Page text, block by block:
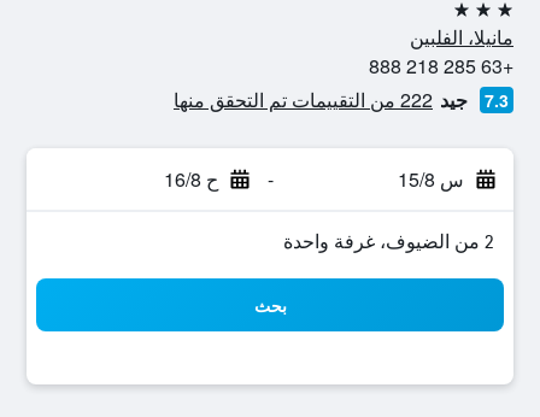
3 نجوم
مانيلا، الفلبين
+63 285 218 888
7.3 جيد 222 من التقييمات تم التحقق منها
س 15/8 - ح 16/8
2 من الضيوف، غرفة واحدة
بحث